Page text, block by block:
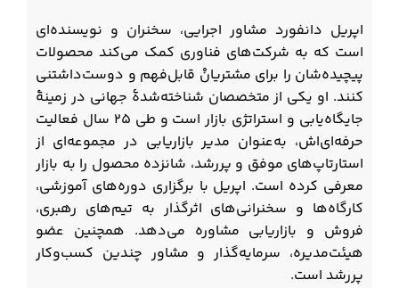
اپریل دانفورد مشاور اجرایی، سخنران و نویسنده‌ای
است که به شرکت‌های فناوری کمک می‌کند محصولات
پیچیده‌شان را برای مشتریانْ قابل‌فهم و دوست‌داشتنی
کنند. او یکی از متخصصان شناخته‌شدۀ جهانی در زمینۀ
جایگاه‌یابی و استراتژی بازار است و طی ۲۵ سال فعالیت
حرفه‌ای‌اش، به‌عنوان مدیر بازاریابی در مجموعه‌ای از
استارتاپ‌های موفق و پررشد، شانزده محصول را به بازار
معرفی کرده است. اپریل با برگزاری دوره‌های آموزشی،
کارگاه‌ها و سخنرانی‌های اثرگذار به تیم‌های رهبری،
فروش و بازاریابی مشاوره می‌دهد. همچنین عضو
هیئت‌مدیره، سرمایه‌گذار و مشاور چندین کسب‌وکار
پررشد است.